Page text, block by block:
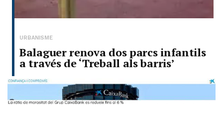
URBANISME
Balaguer renova dos parcs infantils
a través de ‘Treball als barris’